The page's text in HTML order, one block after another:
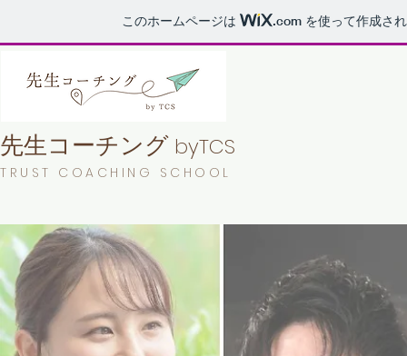
このホームページは .comを使って作成さ
先生コーチング byTCS
​TRUST COACHING SCHOOL